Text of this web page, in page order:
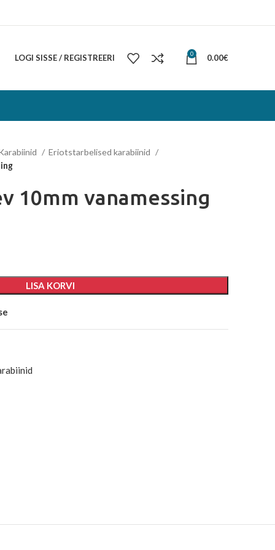
LOGI SISSE / REGISTREERI 0 0.00€
Eriotstarbelised karabiinid
10mm vanamessing
LISA KORVI